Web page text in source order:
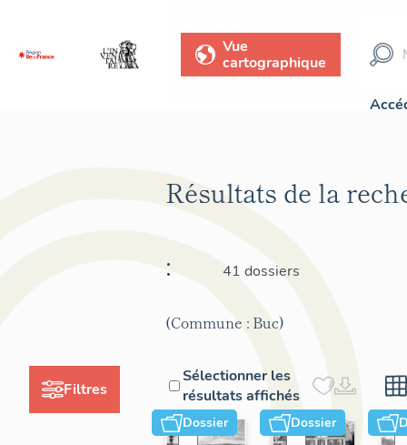
Vue
cartographique
Filtres
Résultats de la
:
41 dossiers
(Commune : Buc)
Sélectionner les
résultats affichés
Dossier Dossier